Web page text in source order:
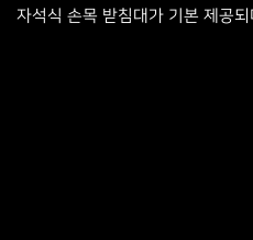
자석식 손목 받침대가 기본 제공